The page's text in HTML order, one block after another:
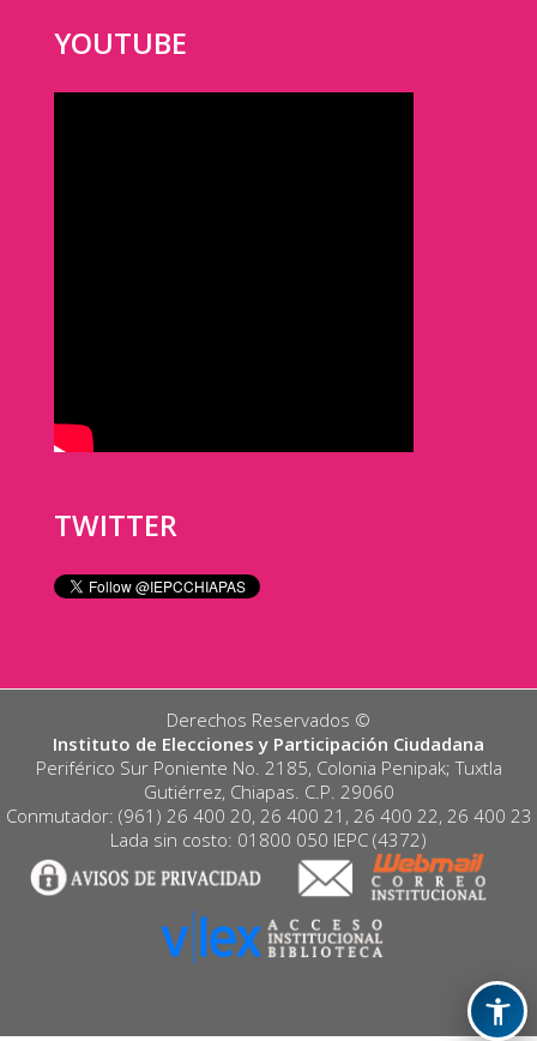
YOUTUBE
TWITTER
Derechos Reservados ©️
Instituto de Elecciones y Participación Ciudadana
Periférico Sur Poniente No. 2185, Colonia Penipak; Tuxtla
Gutiérrez, Chiapas. C.P. 29060
Conmutador: (961) 26 400 20, 26 400 21, 26 400 22, 26 400 23
Lada sin costo: 01800 050 IEPC (4372)